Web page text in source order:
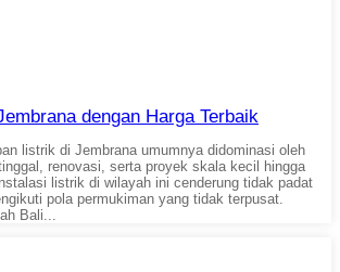
dengan Harga Terbaik
listrik di Jembrana umumnya didominasi oleh
renovasi, serta proyek skala kecil hingga
listrik di wilayah ini cenderung tidak padat
pola permukiman yang tidak terpusat.
Bali...